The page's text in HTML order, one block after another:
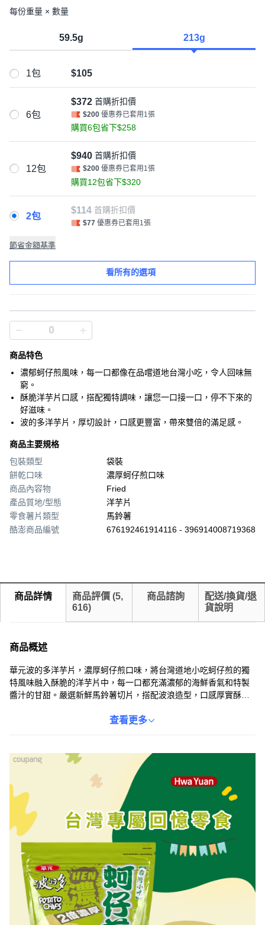
每份重量 × 數量
59.5g 213g
1包 $105
6包
$372 首購折扣價
$200 優惠券已套用1張
購買6包省下$258
12包
$940 首購折扣價
$200 優惠券已套用1張
購買12包省下$320
2包
$114 首購折扣價
$77 優惠券已套用1張
節省金額基準
看所有的選項
商品特色
濃郁蚵仔煎風味，每一口都像在品嚐道地台灣小吃，令人回味無
窮。
酥脆洋芋片口感，搭配獨特調味，讓您一口接一口，停不下來的
好滋味。
波的多洋芋片，厚切設計，口感更豐富，帶來雙倍的滿足感。
商品主要規格
包裝類型
袋裝
餅乾口味
濃厚蚵仔煎口味
商品內容物
Fried
產品質地/型態
洋芋片
零食薯片類型
馬鈴薯
酷澎商品編號
676192461914116 - 396914008719368
商品詳情 商品評價 (5,
616)
商品諮詢
配送/換貨/退
貨說明
商品概述
華元波的多洋芋片，濃厚蚵仔煎口味，將台灣道地小吃蚵仔煎的獨
特風味融入酥脆的洋芋片中，每一口都充滿濃郁的海鮮香氣和特製
醬汁的甘甜。嚴選新鮮馬鈴薯切片，搭配波浪造型，口感厚實酥
獨享或與朋友分享，都能滿足您的味蕾。夾鏈袋設計，方便保存，
查看更多